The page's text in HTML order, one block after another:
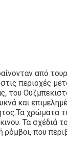
από
περιοχές
του
και
χρώματα
Τα σχέδιά
που